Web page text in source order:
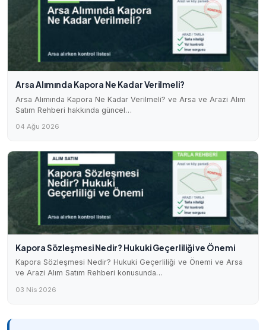
Arsa Alımında Kapora Ne Kadar Verilmeli?
Arsa Alımında Kapora Ne Kadar Verilmeli? ve Arsa ve Arazi Alım
Satım Rehberi hakkında güncel…
04 Ağu 2026
Kapora Sözleşmesi Nedir? Hukuki Geçerliliği ve Önemi
Kapora Sözleşmesi Nedir? Hukuki Geçerliliği ve Önemi ve Arsa
ve Arazi Alım Satım Rehberi konusunda…
03 Nis 2026